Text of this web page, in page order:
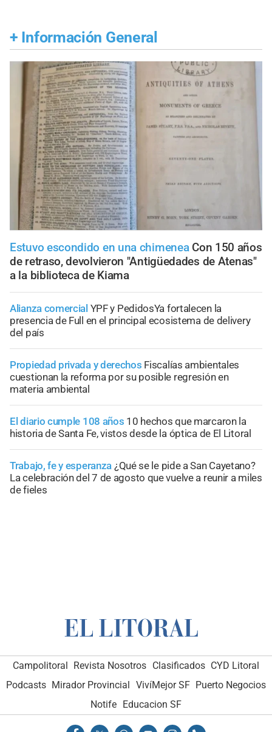
+ Información General
Estuvo escondido en una chimenea Con 150 años
de retraso, devolvieron "Antigüedades de Atenas"
a la biblioteca de Kiama
Alianza comercial YPF y PedidosYa fortalecen la
presencia de Full en el principal ecosistema de delivery
del país
Propiedad privada y derechos Fiscalías ambientales
cuestionan la reforma por su posible regresión en
materia ambiental
El diario cumple 108 años 10 hechos que marcaron la
historia de Santa Fe, vistos desde la óptica de El Litoral
Trabajo, fe y esperanza ¿Qué se le pide a San Cayetano?
La celebración del 7 de agosto que vuelve a reunir a miles
de fieles
Campolitoral Revista Nosotros Clasificados CYD Litoral
Podcasts Mirador Provincial VivíMejor SF Puerto Negocios
Notife Educacion SF